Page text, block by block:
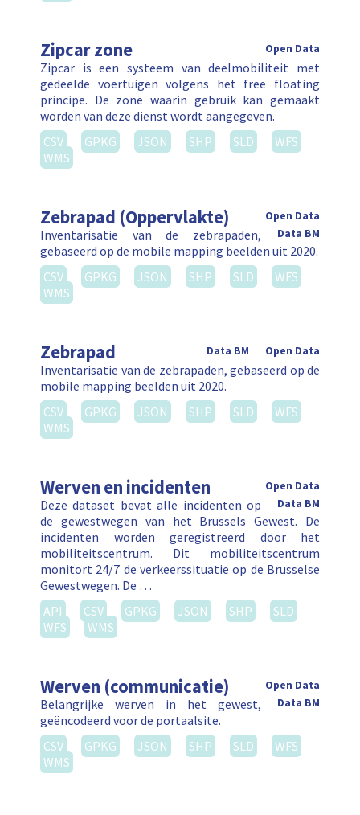
Zipcar zone Open Data
Zipcar is een systeem van deelmobiliteit met
gedeelde voertuigen volgens het free floating
principe. De zone waarin gebruik kan gemaakt
worden van deze dienst wordt aangegeven.
CSV
GPKG JSON SHP SLD
WFS
WMS
Zebrapad (Oppervlakte)
Open Data
Data BM
Inventarisatie van de zebrapaden,
gebaseerd op de mobile mapping beelden uit 2020.
CSV
GPKG JSON SHP SLD
WFS
WMS
Zebrapad Open Data
Data BM
Inventarisatie van de zebrapaden, gebaseerd op de
mobile mapping beelden uit 2020.
CSV
GPKG JSON SHP SLD
WFS
WMS
Werven en incidenten
Open Data
Data BM
Deze dataset bevat alle incidenten op
de gewestwegen van het Brussels Gewest. De
incidenten worden geregistreerd door het
mobiliteitscentrum. Dit mobiliteitscentrum
monitort 24/7 de verkeerssituatie op de Brusselse
Gewestwegen. De …
API
CSV GPKG JSON SHP
SLD
WFS
WMS
Werven (communicatie)
Open Data
Data BM
Belangrijke werven in het gewest,
geëncodeerd voor de portaalsite.
CSV
GPKG JSON SHP SLD
WFS
WMS